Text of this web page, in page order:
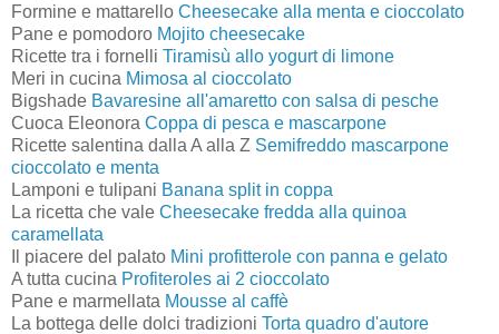
Formine e mattarello Cheesecake alla menta e cioccolato
Pane e pomodoro Mojito cheesecake
Ricette tra i fornelli Tiramisù allo yogurt di limone
Meri in cucina Mimosa al cioccolato
Bigshade Bavaresine all'amaretto con salsa di pesche
Cuoca Eleonora Coppa di pesca e mascarpone
Ricette salentina dalla A alla Z Semifreddo mascarpone
cioccolato e menta
Lamponi e tulipani Banana split in coppa
La ricetta che vale Cheesecake fredda alla quinoa
caramellata
Il piacere del palato Mini profitterole con panna e gelato
A tutta cucina Profiteroles ai 2 cioccolato
Pane e marmellata Mousse al caffè
La bottega delle dolci tradizioni Torta quadro d'autore